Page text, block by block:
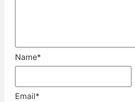
Name*
Email*